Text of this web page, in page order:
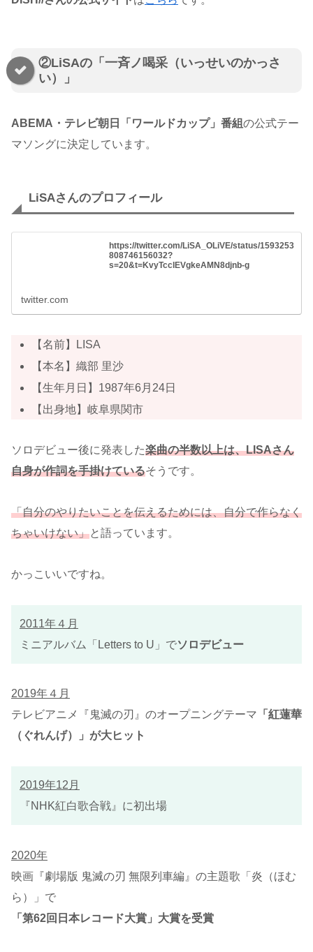
②LiSAの「一斉ノ喝采（いっせいのかっさ
い）」
ABEMA・テレビ朝日「ワールドカップ」番組の公式テー
マソングに決定しています。
LiSAさんのプロフィール
https://twitter.com/LiSA_OLiVE/status/1593253
808746156032?
s=20&t=KvyTcclEVgkeAMN8djnb-g
twitter.com
【名前】LISA
【本名】織部 里沙
【生年月日】1987年6月24日
【出身地】岐阜県関市
ソロデビュー後に発表した楽曲の半数以上は、LISAさん
自身が作詞を手掛けているそうです。
「自分のやりたいことを伝えるためには、自分で作らなく
ちゃいけない」と語っています。
かっこいいですね。
2011年４月
ミニアルバム「Letters to U」でソロデビュー
2019年４月
テレビアニメ『鬼滅の刃』のオープニングテーマ 「紅蓮華
（ぐれんげ）」が大ヒット
2019年12月
『NHK紅白歌合戦』に初出場
2020年
映画『劇場版 鬼滅の刃 無限列車編』の主題歌「炎（ほむ
ら）」で
「第62回日本レコード大賞」大賞を受賞